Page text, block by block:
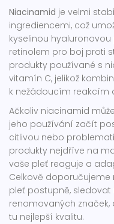
Niacinamid je velmi
ingrediencemi, což
kyselinou
retinolem pro boj proti
produkty používané s
vitamín C, jelikož
k nežádoucím reakcím
Ačkoliv niacinamid
jeho používání začít
citlivou nebo
produkty nejdříve na
vaše pleť reaguje a
Celkově
pleť postupně,
renomovaných značek,
tu nejlepší kvalitu.